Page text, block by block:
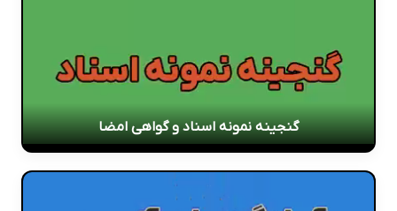
گنجینه نمونه اسناد و گواهی امضا